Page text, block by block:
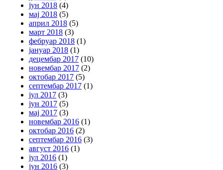
јун 2018 (4)
мај 2018 (5)
април 2018 (5)
март 2018 (3)
фебруар 2018 (1)
јануар 2018 (1)
децембар 2017 (10)
новембар 2017 (2)
октобар 2017 (5)
септембар 2017 (1)
јул 2017 (3)
јун 2017 (5)
мај 2017 (3)
новембар 2016 (1)
октобар 2016 (2)
септембар 2016 (3)
август 2016 (1)
јул 2016 (1)
јун 2016 (3)